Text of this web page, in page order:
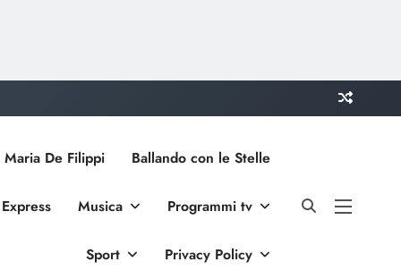
De Filippi Ballando con le Stelle
Musica Programmi tv
Sport Privacy Policy